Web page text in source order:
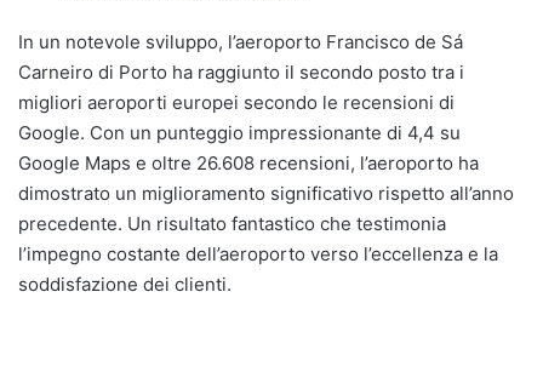
In un notevole sviluppo, l’aeroporto Francisco de Sá
Carneiro di Porto ha raggiunto il secondo posto tra i
migliori aeroporti europei secondo le recensioni di
Google. Con un punteggio impressionante di 4,4 su
Google Maps e oltre 26.608 recensioni, l’aeroporto ha
dimostrato un miglioramento significativo rispetto all’anno
precedente. Un risultato fantastico che testimonia
l’impegno costante dell’aeroporto verso l’eccellenza e la
soddisfazione dei clienti.